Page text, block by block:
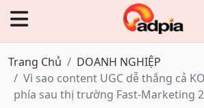
Trang Chủ
DOANH NGHIỆP
Vì sao content UGC dễ thắng cả
phía sau thị trường Fast-Marketing